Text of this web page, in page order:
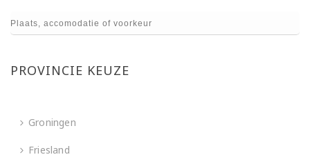
PROVINCIE KEUZE
Groningen
Friesland